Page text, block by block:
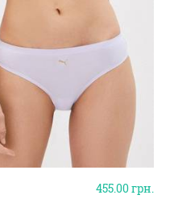
455.00грн.